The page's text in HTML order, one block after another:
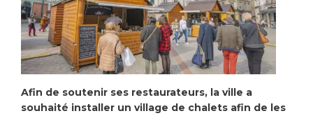
Afin de soutenir ses restaurateurs, la ville a
souhaité installer un village de chalets afin de les